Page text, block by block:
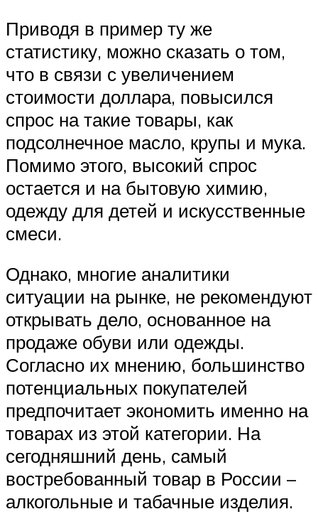
Приводя в пример ту же
статистику, можно сказать о том,
что в связи с увеличением
стоимости доллара, повысился
спрос на такие товары, как
подсолнечное масло, крупы и мука.
Помимо этого, высокий спрос
остается и на бытовую химию,
одежду для детей и искусственные
смеси.
Однако, многие аналитики
ситуации на рынке, не рекомендуют
открывать дело, основанное на
продаже обуви или одежды.
Согласно их мнению, большинство
потенциальных покупателей
предпочитает экономить именно на
товарах из этой категории. На
сегодняшний день, самый
востребованный товар в России –
алкогольные и табачные изделия.